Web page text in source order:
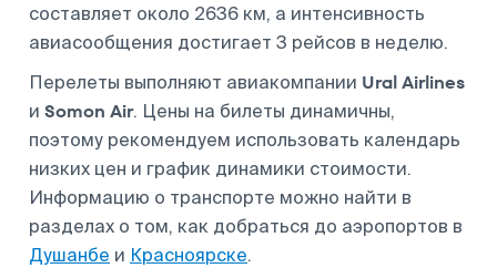
составляет около 2636 км, а интенсивность
авиасообщения достигает 3 рейсов в неделю.
Перелеты выполняют авиакомпании Ural Airlines
и Somon Air. Цены на билеты динамичны,
поэтому рекомендуем использовать календарь
низких цен и график динамики стоимости.
Информацию о транспорте можно найти в
разделах о том, как добраться до аэропортов в
Душанбе и Красноярске.